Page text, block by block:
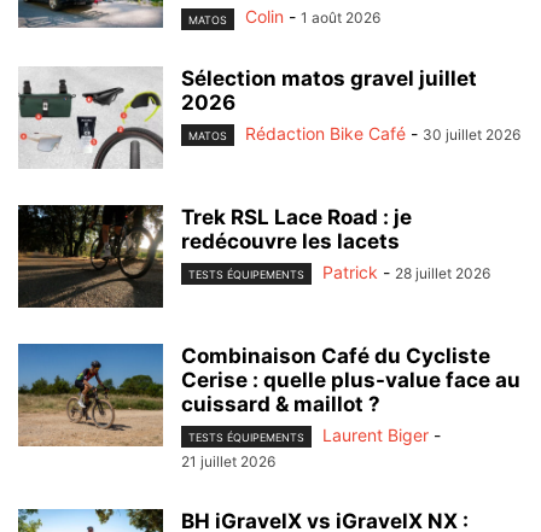
MATOS Colin - 1 août 2026
Sélection matos gravel juillet
2026
MATOS Rédaction Bike Café - 30 juillet 2026
Trek RSL Lace Road : je
redécouvre les lacets
TESTS ÉQUIPEMENTS Patrick - 28 juillet 2026
Combinaison Café du Cycliste
Cerise : quelle plus-value face au
cuissard & maillot ?
TESTS ÉQUIPEMENTS Laurent Biger -
21 juillet 2026
BH iGravelX vs iGravelX NX :